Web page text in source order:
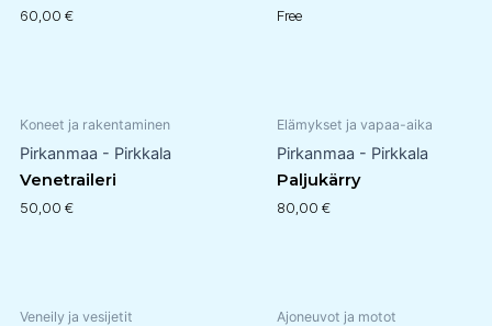
60,00 € Free
Koneet ja rakentaminen
Pirkanmaa - Pirkkala
Venetraileri
50,00 €
Elämykset ja vapaa-aika
Pirkanmaa - Pirkkala
Paljukärry
80,00 €
Veneily ja vesijetit Ajoneuvot ja motot